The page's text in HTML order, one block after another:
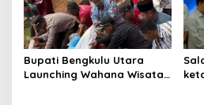
Bupati Bengkulu Utara
Launching Wahana Wisata